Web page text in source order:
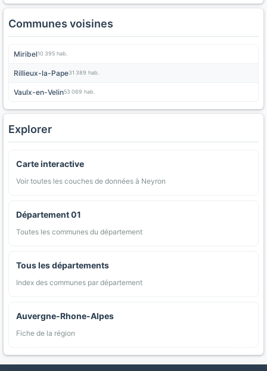
Communes voisines
Miribel10 395 hab.
Rillieux-la-Pape31 389 hab.
Vaulx-en-Velin53 069 hab.
Explorer
Carte interactive
Voir toutes les couches de données à Neyron
Département 01
Toutes les communes du département
Tous les départements
Index des communes par département
Auvergne-Rhone-Alpes
Fiche de la région